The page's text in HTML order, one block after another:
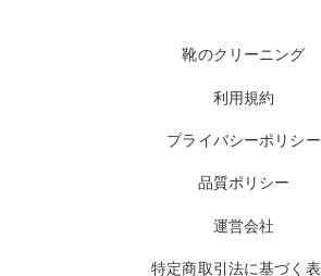
靴のクリーニング
利用規約
プライバシーポリシー
品質ポリシー
運営会社
特定商取引法に基づく